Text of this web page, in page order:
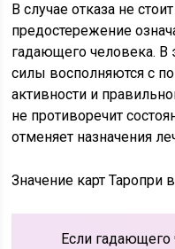
В случае отказа не
предостережение
гадающего человека. В
силы восполняются с
активности и
не противоречит
отменяет назначения
Значение карт Таропри
Если гадающего